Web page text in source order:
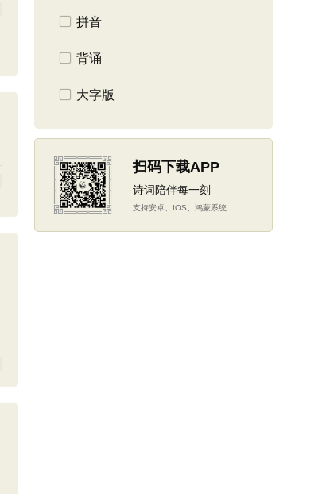
拼音
背诵
大字版
扫码下载APP
诗词陪伴每一刻
支持安卓、IOS、鸿蒙系统